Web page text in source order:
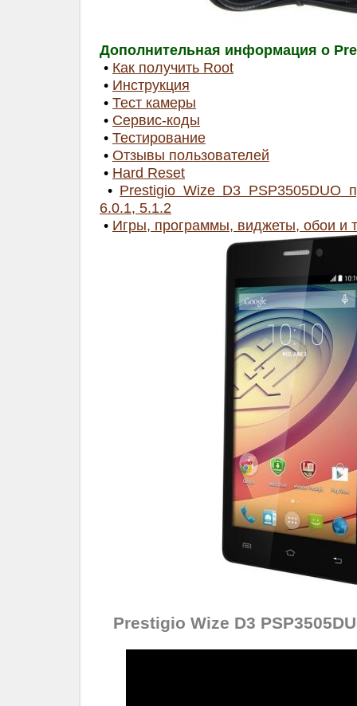
Дополнительная информация о
• Как получить Root
• Инструкция
• Тест камеры
• Сервис-коды
• Тестирование
• Отзывы пользователей
• Hard Reset
• Prestigio Wize D3 PSP3505DUO
6.0.1, 5.1.2
• Игры, программы, виджеты, обои и
Prestigio Wize D3